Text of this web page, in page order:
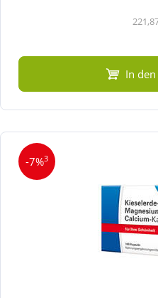
In
-7%3